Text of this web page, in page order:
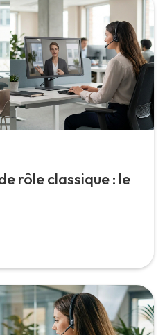
rôle classique : le